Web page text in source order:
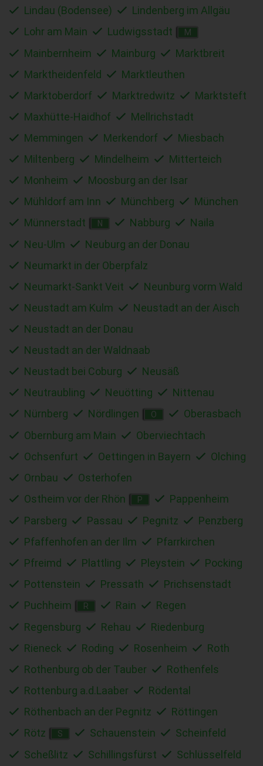
Lindau (Bodensee)
Lindenberg im Allgäu
Lohr am Main
Ludwigsstadt M
Mainbernheim Mainburg
Marktbreit
Marktheidenfeld
Marktleuthen
Marktoberdorf
Marktredwitz
Marktsteft
Maxhütte-Haidhof
Mellrichstadt
Memmingen
Merkendorf
Miesbach
Miltenberg
Mindelheim
Mitterteich
Monheim
Moosburg an der Isar
Mühldorf am Inn
Münchberg
München
Münnerstadt
N Nabburg
Naila
Neu-Ulm
Neuburg an der Donau
Neumarkt in der Oberpfalz
Neumarkt-Sankt Veit
Neunburg vorm Wald
Neustadt am Kulm
Neustadt an der Aisch
Neustadt an der Donau
Neustadt an der Waldnaab
Neustadt bei Coburg
Neusäß
Neutraubling
Neuötting
Nittenau
Nürnberg
Nördlingen O
Oberasbach
Obernburg am Main
Oberviechtach
Ochsenfurt
Oettingen in Bayern
Olching
Ornbau
Osterhofen
Ostheim vor der Rhön
P
Pappenheim
Parsberg
Passau Pegnitz
Penzberg
Pfaffenhofen an der Ilm
Pfarrkirchen
Pfreimd
Plattling Pleystein
Pocking
Pottenstein
Pressath
Prichsenstadt
Puchheim
R Rain
Regen
Regensburg
Rehau
Riedenburg
Rieneck
Roding Rosenheim
Roth
Rothenburg ob der Tauber
Rothenfels
Rottenburg a.d.Laaber
Rödental
Röthenbach an der Pegnitz
Röttingen
Rötz
S Schauenstein
Scheinfeld
Scheßlitz
Schillingsfürst
Schlüsselfeld